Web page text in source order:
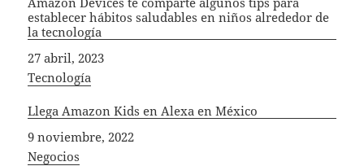
establecer hábitos saludables en niños alrededor de
la tecnología
Fecha
27 abril, 2023
In relation to
Tecnología
Llega Amazon Kids en Alexa en México
Fecha
9 noviembre, 2022
In relation to
Negocios